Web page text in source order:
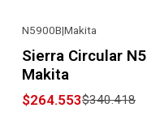
N5900B|Makita
Sierra Circular
Makita
$264.553$340.418